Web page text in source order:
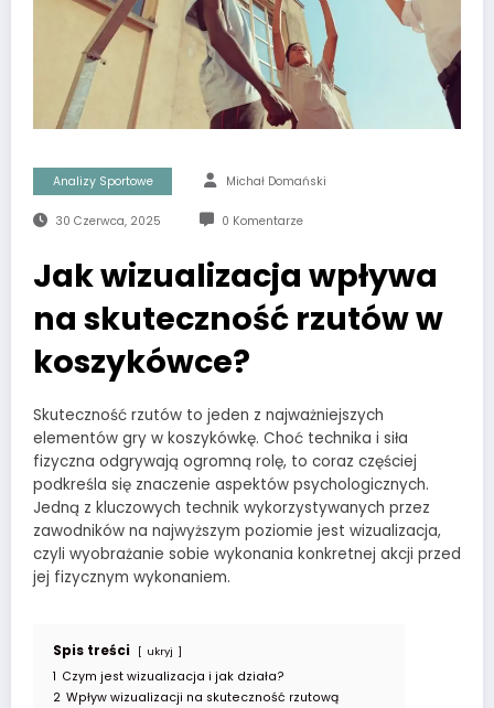
Analizy Sportowe Michał Domański
30 Czerwca, 2025 0 Komentarze
Jak wizualizacja wpływa
na skuteczność rzutów w
koszykówce?
Skuteczność rzutów to jeden z najważniejszych
elementów gry w koszykówkę. Choć technika i siła
fizyczna odgrywają ogromną rolę, to coraz częściej
podkreśla się znaczenie aspektów psychologicznych.
Jedną z kluczowych technik wykorzystywanych przez
zawodników na najwyższym poziomie jest wizualizacja,
czyli wyobrażanie sobie wykonania konkretnej akcji przed
jej fizycznym wykonaniem.
Spis treści ukryj
1 Czym jest wizualizacja i jak działa?
2 Wpływ wizualizacji na skuteczność rzutową